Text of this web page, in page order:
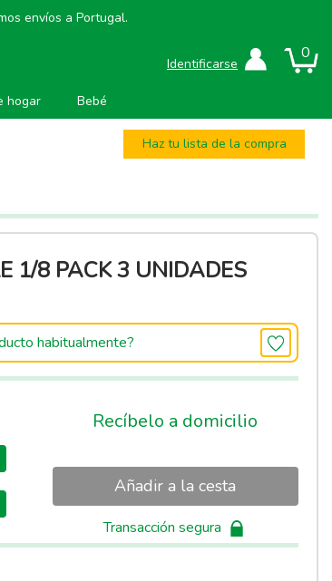
envíos a Portugal.
0
Identificarse
hogar Bebé
Haz tu lista de la compra
1/8 PACK 3 UNIDADES
habitualmente?
Recíbelo a domicilio
Añadir a la cesta
Transacción segura